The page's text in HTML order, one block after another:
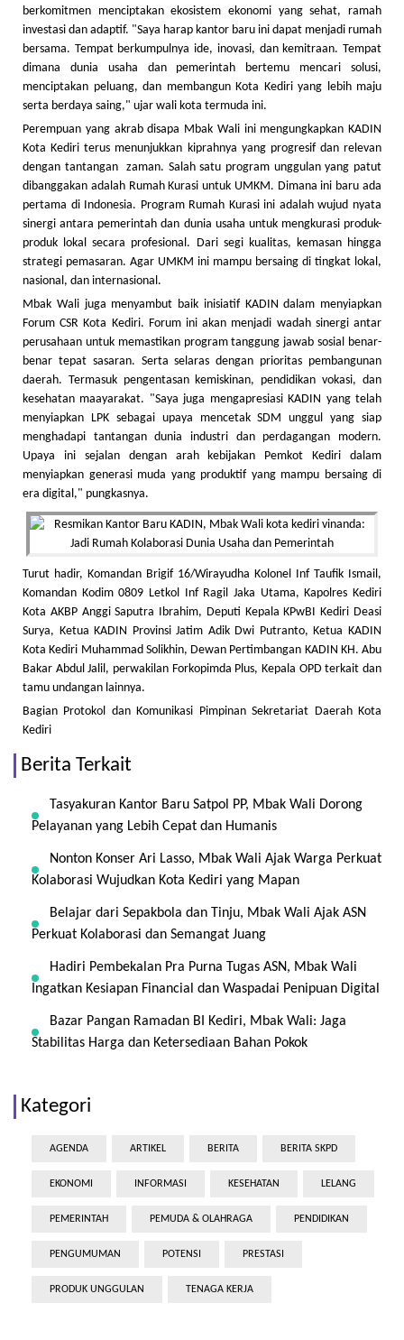
berkomitmen menciptakan ekosistem ekonomi yang sehat, ramah
investasi dan adaptif. "Saya harap kantor baru ini dapat menjadi rumah
bersama. Tempat berkumpulnya ide, inovasi, dan kemitraan. Tempat
dimana dunia usaha dan pemerintah bertemu mencari solusi,
menciptakan peluang, dan membangun Kota Kediri yang lebih maju
serta berdaya saing," ujar wali kota termuda ini.
Perempuan yang akrab disapa Mbak Wali ini mengungkapkan KADIN
Kota Kediri terus menunjukkan kiprahnya yang progresif dan relevan
dengan tantangan zaman. Salah satu program unggulan yang patut
dibanggakan adalah Rumah Kurasi untuk UMKM. Dimana ini baru ada
pertama di Indonesia. Program Rumah Kurasi ini adalah wujud nyata
sinergi antara pemerintah dan dunia usaha untuk mengkurasi produk-
produk lokal secara profesional. Dari segi kualitas, kemasan hingga
strategi pemasaran. Agar UMKM ini mampu bersaing di tingkat lokal,
nasional, dan internasional.
Mbak Wali juga menyambut baik inisiatif KADIN dalam menyiapkan
Forum CSR Kota Kediri. Forum ini akan menjadi wadah sinergi antar
perusahaan untuk memastikan program tanggung jawab sosial benar-
benar tepat sasaran. Serta selaras dengan prioritas pembangunan
daerah. Termasuk pengentasan kemiskinan, pendidikan vokasi, dan
kesehatan maayarakat. "Saya juga mengapresiasi KADIN yang telah
menyiapkan LPK sebagai upaya mencetak SDM unggul yang siap
menghadapi tantangan dunia industri dan perdagangan modern.
Upaya ini sejalan dengan arah kebijakan Pemkot Kediri dalam
menyiapkan generasi muda yang produktif yang mampu bersaing di
era digital," pungkasnya.
Turut hadir, Komandan Brigif 16/Wirayudha Kolonel Inf Taufik Ismail,
Komandan Kodim 0809 Letkol Inf Ragil Jaka Utama, Kapolres Kediri
Kota AKBP Anggi Saputra Ibrahim, Deputi Kepala KPwBI Kediri Deasi
Surya, Ketua KADIN Provinsi Jatim Adik Dwi Putranto, Ketua KADIN
Kota Kediri Muhammad Solikhin, Dewan Pertimbangan KADIN KH. Abu
Bakar Abdul Jalil, perwakilan Forkopimda Plus, Kepala OPD terkait dan
tamu undangan lainnya.
Bagian Protokol dan Komunikasi Pimpinan Sekretariat Daerah Kota
Kediri
Berita Terkait
Tasyakuran Kantor Baru Satpol PP, Mbak Wali Dorong
Pelayanan yang Lebih Cepat dan Humanis
Nonton Konser Ari Lasso, Mbak Wali Ajak Warga Perkuat
Kolaborasi Wujudkan Kota Kediri yang Mapan
Belajar dari Sepakbola dan Tinju, Mbak Wali Ajak ASN
Perkuat Kolaborasi dan Semangat Juang
Hadiri Pembekalan Pra Purna Tugas ASN, Mbak Wali
Ingatkan Kesiapan Financial dan Waspadai Penipuan Digital
Bazar Pangan Ramadan BI Kediri, Mbak Wali: Jaga
Stabilitas Harga dan Ketersediaan Bahan Pokok
Kategori
AGENDA ARTIKEL BERITA BERITA SKPD
EKONOMI INFORMASI KESEHATAN LELANG
PEMERINTAH PEMUDA & OLAHRAGA PENDIDIKAN
PENGUMUMAN POTENSI PRESTASI
PRODUK UNGGULAN TENAGA KERJA